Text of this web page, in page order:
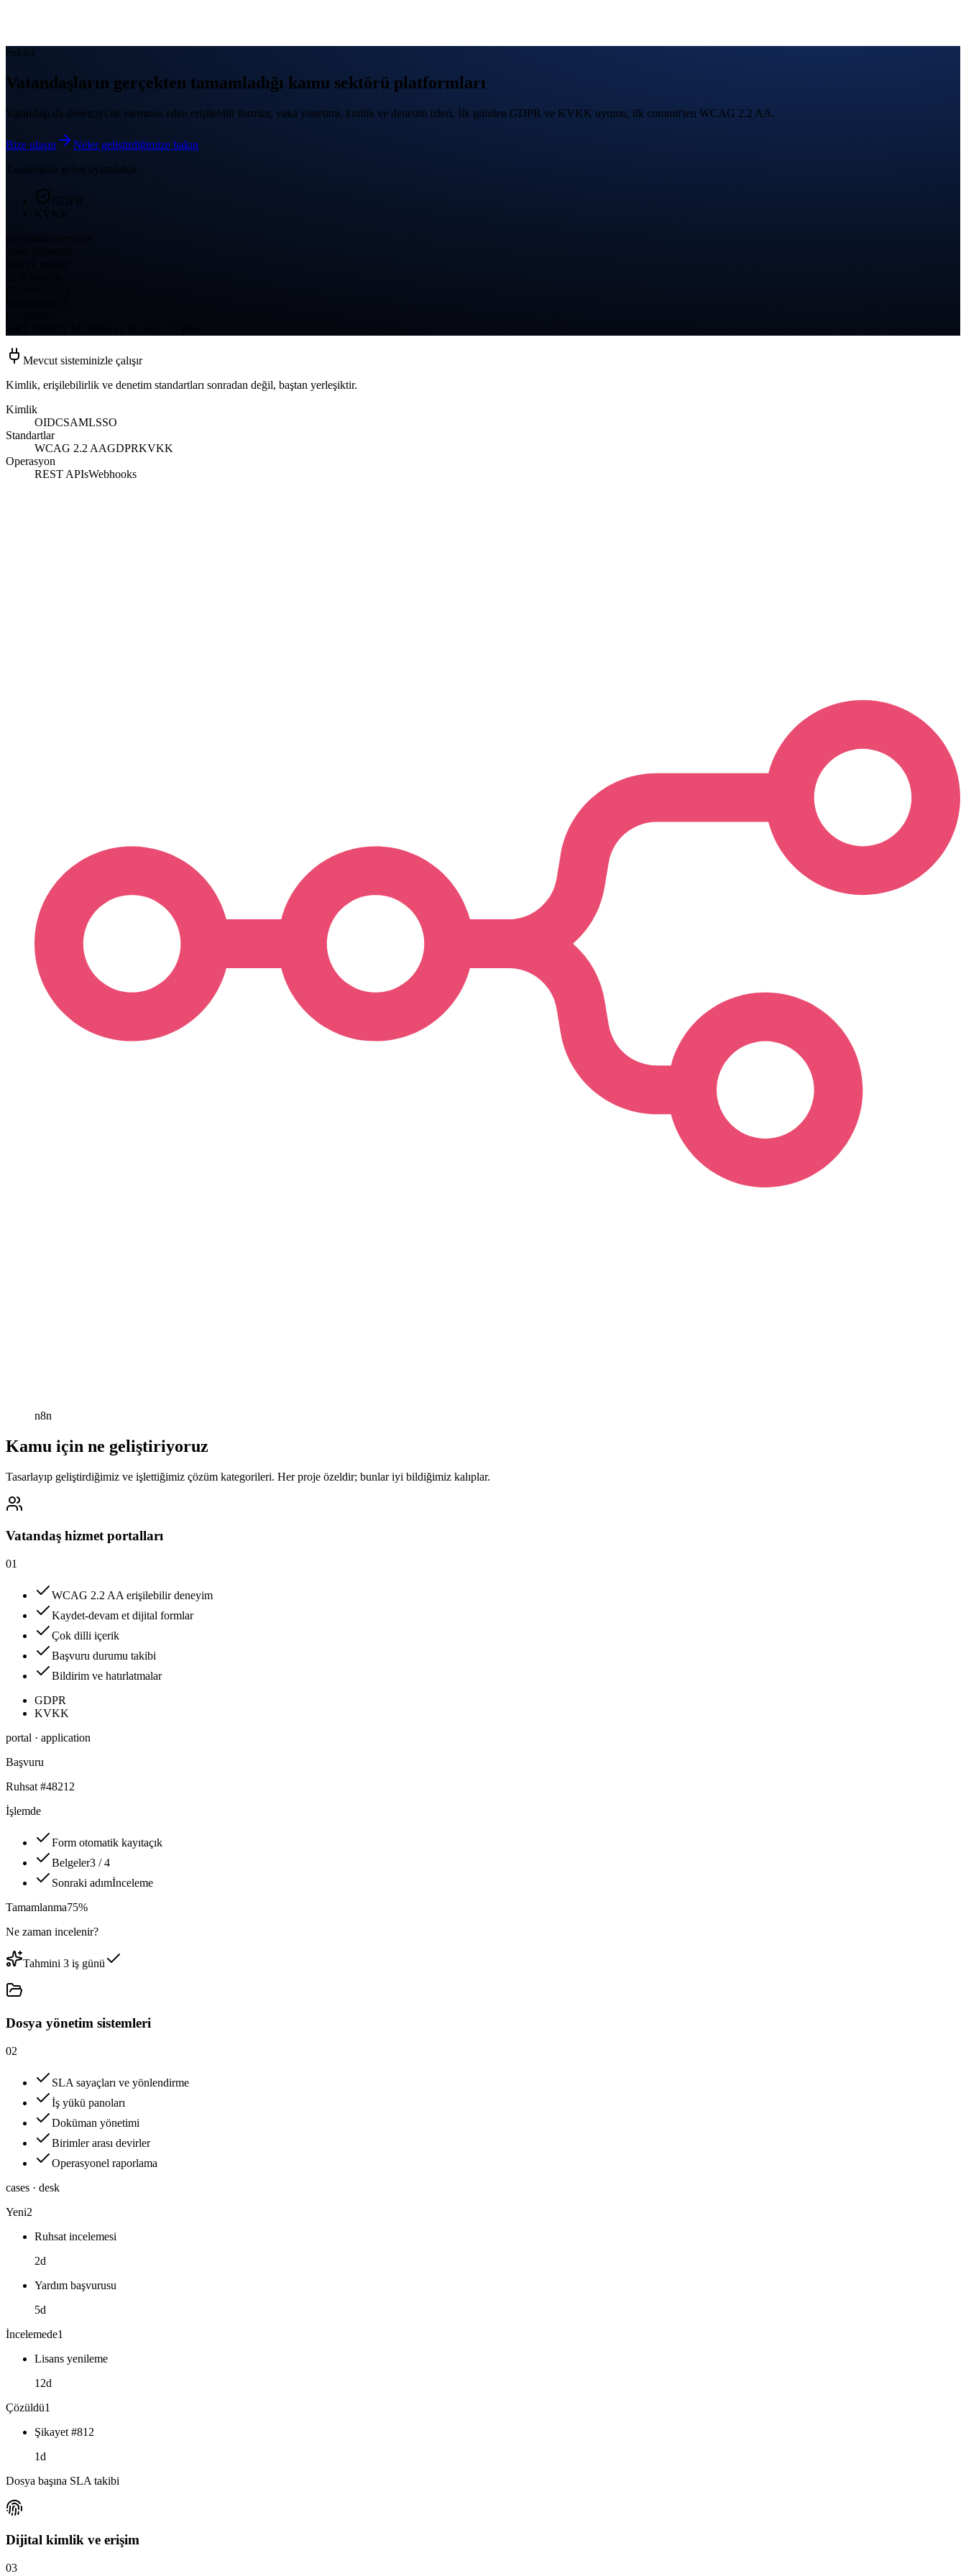
Sektör
Vatandaşların gerçekten tamamladığı kamu sektörü platformları
Vatandaşı da denetçiyi de memnun eden erişilebilir formlar, vaka yönetimi, kimlik ve denetim izleri. İlk günden GDPR ve KVKK uyumu, ilk commit'ten WCAG 2.2 AA.
Bize ulaşın
Neler geliştirdiğimize bakın
Tasarımdan gelen uyumluluk
GDPR
KVKK
Mevcut sisteminizle çalışır
Kimlik, erişilebilirlik ve denetim standartları sonradan değil, baştan yerleşiktir.
Kimlik
OIDCSAMLSSO
Standartlar
WCAG 2.2 AAGDPRKVKK
Operasyon
REST APIsWebhooks
n8n
Kamu için ne geliştiriyoruz
Tasarlayıp geliştirdiğimiz ve işlettiğimiz çözüm kategorileri. Her proje özeldir; bunlar iyi bildiğimiz kalıplar.
Vatandaş hizmet portalları
01
WCAG 2.2 AA erişilebilir deneyim
Kaydet-devam et dijital formlar
Çok dilli içerik
Başvuru durumu takibi
Bildirim ve hatırlatmalar
GDPR
KVKK
portal · application
Başvuru
Ruhsat #48212
İşlemde
Form otomatik kayıtaçık
Belgeler3 / 4
Sonraki adımİnceleme
Tamamlanma75%
Ne zaman incelenir?
Tahmini 3 iş günü
Dosya yönetim sistemleri
02
SLA sayaçları ve yönlendirme
İş yükü panoları
Doküman yönetimi
Birimler arası devirler
Operasyonel raporlama
cases · desk
Yeni2
Ruhsat incelemesi
2d
Yardım başvurusu
5d
İncelemede1
Lisans yenileme
12d
Çözüldü1
Şikayet #812
1d
Dosya başına SLA takibi
Dijital kimlik ve erişim
03